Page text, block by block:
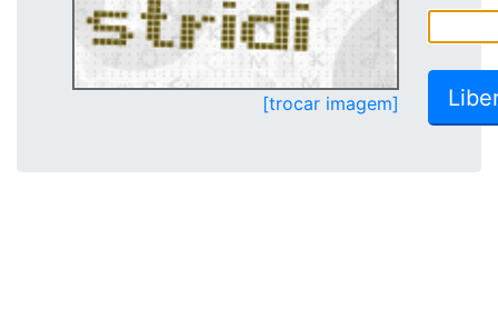
[trocar imagem]